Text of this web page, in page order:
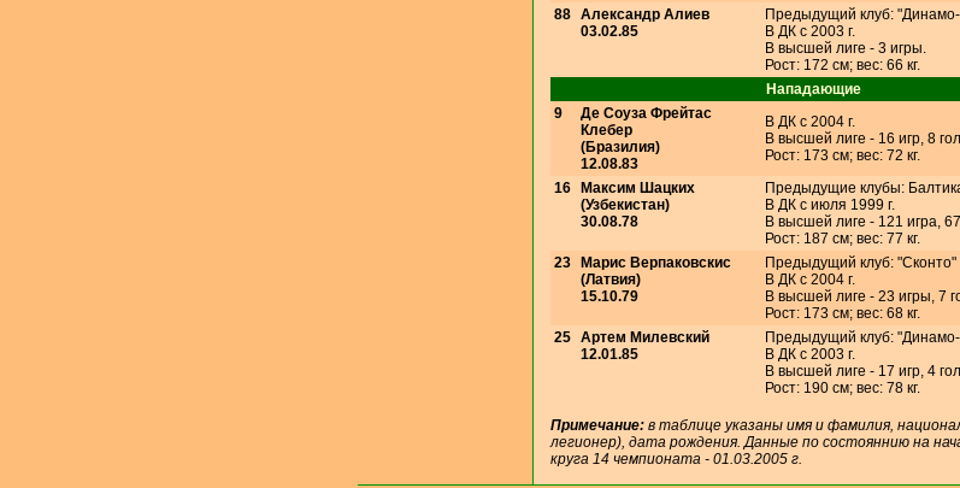
88 Александр Алиев
03.02.85
Предыдущий клуб:
В ДК с 2003 г.
В высшей лиге - 3 игры.
Рост: 172 см; вес: 66 кг.
Нападающие
9
Де Соуза Фрейтас
Клебер
(Бразилия)
12.08.83
В ДК с 2004 г.
В высшей лиге - 16 игр, 8
Рост: 173 см; вес: 72 кг.
16
Максим Шацких
(Узбекистан)
30.08.78
Предыдущие клубы:
В ДК с июля 1999 г.
В высшей лиге - 121 игра,
Рост: 187 см; вес: 77 кг.
23
Марис Верпаковскис
(Латвия)
15.10.79
Предыдущий клуб: "Сконто"
В ДК с 2004 г.
В высшей лиге - 23 игры, 7
Рост: 173 см; вес: 68 кг.
25 Артем Милевский
12.01.85
Предыдущий клуб:
В ДК с 2003 г.
В высшей лиге - 17 игр, 4
Рост: 190 см; вес: 78 кг.
Примечание: в таблице указаны имя и фамилия,
легионер), дата рождения. Данные по состояннию на
круга 14 чемпионата - 01.03.2005 г.